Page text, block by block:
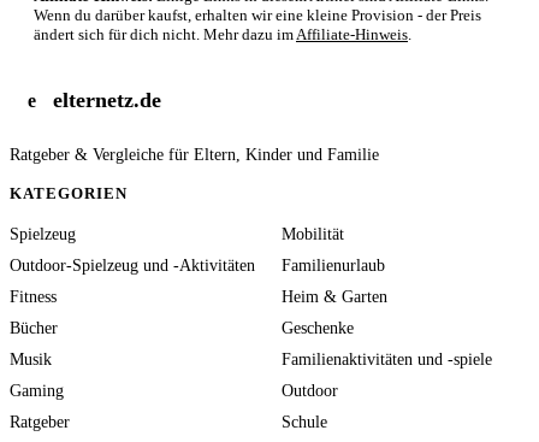
Wenn du darüber kaufst, erhalten wir eine kleine Provision - der Preis
ändert sich für dich nicht. Mehr dazu im Affiliate-Hinweis
e elternetz.de
Ratgeber & Vergleiche für Eltern, Kinder und Familie
KATEGORIEN
Spielzeug
Mobilität
Outdoor-Spielzeug und -Aktivitäten
Familienurlaub
Fitness
Heim & Garten
Bücher
Geschenke
Musik
Familienaktivitäten und -spiele
Gaming
Outdoor
Ratgeber
Schule